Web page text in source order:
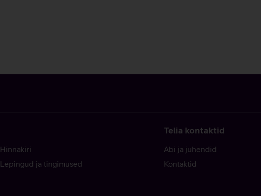
Hinnakiri
Lepingud ja tingimused
Telia kontaktid
Abi ja juhendid
Kontaktid